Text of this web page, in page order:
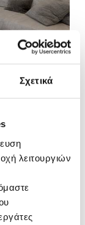
Σχετικά
λειτουργιών